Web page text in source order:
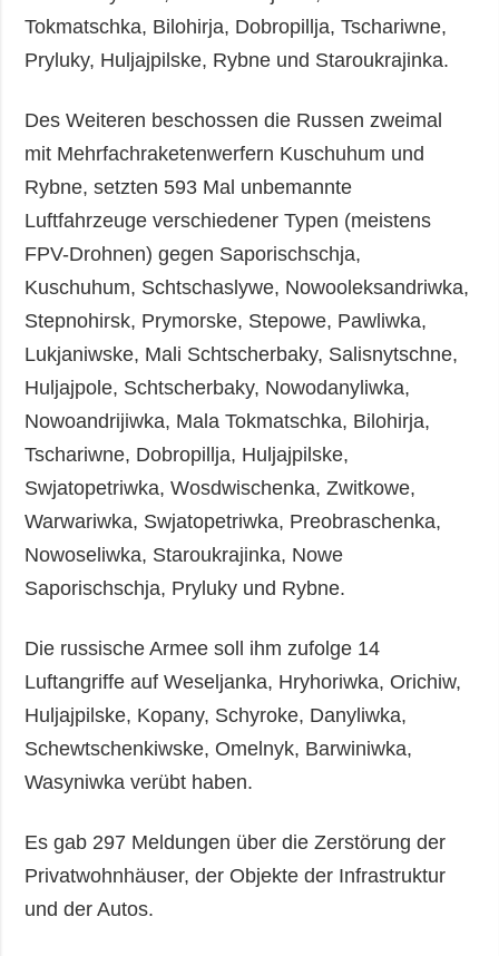
Tokmatschka, Bilohirja, Dobropillja, Tschariwne,
Pryluky, Huljajpilske, Rybne und Staroukrajinka.
Des Weiteren beschossen die Russen zweimal
mit Mehrfachraketenwerfern Kuschuhum und
Rybne, setzten 593 Mal unbemannte
Luftfahrzeuge verschiedener Typen (meistens
FPV-Drohnen) gegen Saporischschja,
Kuschuhum, Schtschaslywe, Nowooleksandriwka,
Stepnohirsk, Prymorske, Stepowe, Pawliwka,
Lukjaniwske, Mali Schtscherbaky, Salisnytschne,
Huljajpole, Schtscherbaky, Nowodanyliwka,
Nowoandrijiwka, Mala Tokmatschka, Bilohirja,
Tschariwne, Dobropillja, Huljajpilske,
Swjatopetriwka, Wosdwischenka, Zwitkowe,
Warwariwka, Swjatopetriwka, Preobraschenka,
Nowoseliwka, Staroukrajinka, Nowe
Saporischschja, Pryluky und Rybne.
Die russische Armee soll ihm zufolge 14
Luftangriffe auf Weseljanka, Hryhoriwka, Orichiw,
Huljajpilske, Kopany, Schyroke, Danyliwka,
Schewtschenkiwske, Omelnyk, Barwiniwka,
Wasyniwka verübt haben.
Es gab 297 Meldungen über die Zerstörung der
Privatwohnhäuser, der Objekte der Infrastruktur
und der Autos.